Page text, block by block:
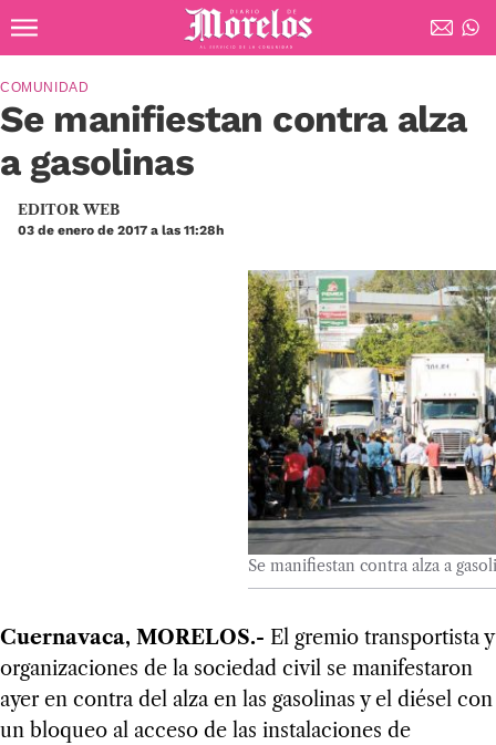
Diario de Morelos
Se manifiestan contra alza
a gasolinas
COMUNIDAD
EDITOR WEB
03 de enero de 2017 a las 11:28h
Se manifiestan contra alza a
Cuernavaca, MORELOS.- El gremio transportista y
organizaciones de la sociedad civil se manifestaron
ayer en contra del alza en las gasolinas y el diésel con
un bloqueo al acceso de las instalaciones de